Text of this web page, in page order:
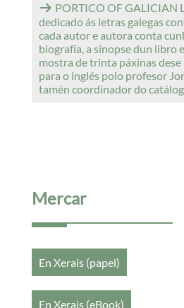
PORTICO OF GALICIAN
dedicado ás letras galegas
cada autor e autora conta
biografía, a sinopse dun libro
mostra de trinta páxinas
para o inglés polo profesor
tamén coordinador do
Mercar
En Xerais (papel)
En Xerais (eBook)